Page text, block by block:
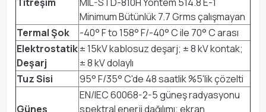
Titreşim
MIL-STD-810H Yöntem 514.8 E-1
Minimum Bütünlük 7.7 Grms çalışmayan
Termal Şok
-40° F to 158° F/-40° C ile 70° C arası
Elektrostatik
Deşarj
± 15kV kablosuz deşarj; ± 8 kV kontak;
± 8 kV dolaylı
Tuz Sisi
95° F/35° C'de 48 saatlik %5'lik çözelti
Güneş
EN/IEC 60068-2-5 güneş radyasyonu
spektral enerji dağılımı; ekran